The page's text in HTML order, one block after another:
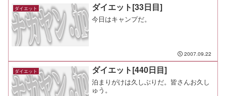
ダイエット ダイエット[33日目]
今日はキャンプだ。
2007.09.22
ダイエット ダイエット[440日目]
泊まりがけは久しぶりだ。皆さんお久し
ゅう。